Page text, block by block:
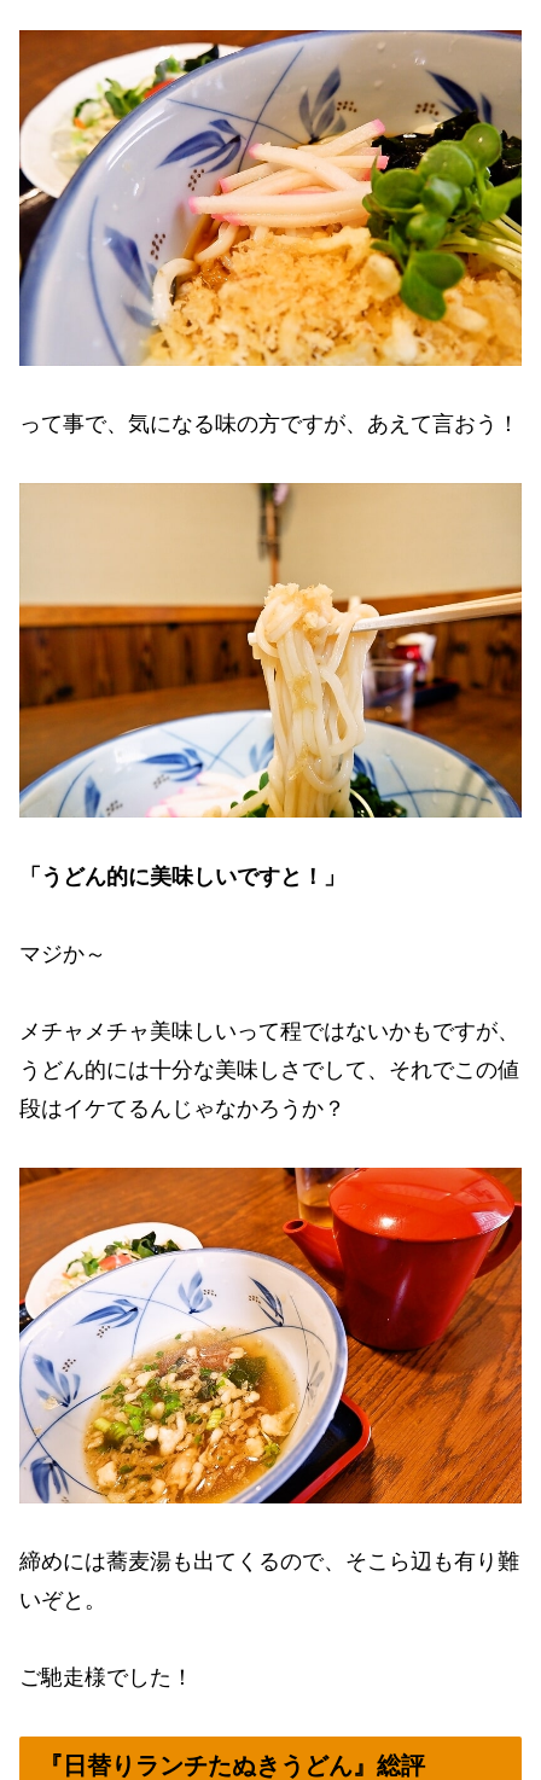
って事で、気になる味の方ですが、あえて言おう！
「うどん的に美味しいですと！」
マジか～
メチャメチャ美味しいって程ではないかもですが、
うどん的には十分な美味しさでして、それでこの値
段はイケてるんじゃなかろうか？
締めには蕎麦湯も出てくるので、そこら辺も有り難
いぞと。
ご馳走様でした！
『日替りランチたぬきうどん』総評